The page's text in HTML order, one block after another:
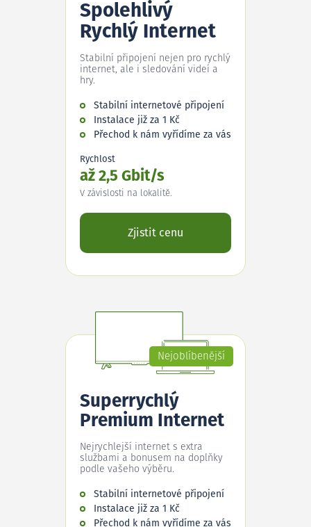
Spolehlivý
Rychlý Internet
Stabilní připojení nejen pro rychlý
internet, ale i sledování videí a
hry.
Stabilní internetové připojení
Instalace již za 1 Kč
Přechod k nám vyřídíme za vás
Rychlost
až 2,5 Gbit/s
V závislosti na lokalitě.
Zjistit cenu
Nejoblíbenější
Superrychlý
Premium Internet
Nejrychlejší internet s extra
službami a bonusem na doplňky
podle vašeho výběru.
Stabilní internetové připojení
Instalace již za 1 Kč
Přechod k nám vyřídíme za vás